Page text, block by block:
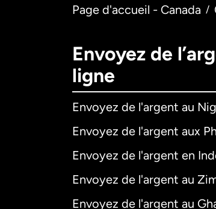
Page d'accueil - Canada /
Envoyez de
ligne
Envoyez de l'argent au
Envoyez de l'argent aux
Envoyez de l'argent en
Envoyez de l'argent au
Envoyez de l'argent au